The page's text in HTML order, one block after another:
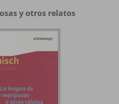
y otros relatos